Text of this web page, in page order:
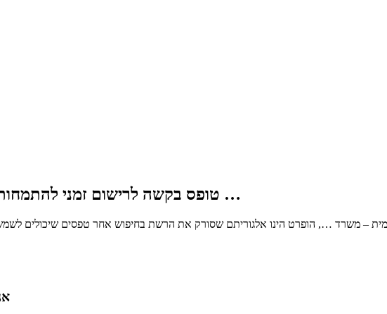
טופס בקשה לרישום זמני להתמחות בפסיכולוגיה שיקומית – משרד …
– משרד …, הופרט הינו אלגוריתם שסורק את הרשת בחיפוש אחר טפסים שיכולים